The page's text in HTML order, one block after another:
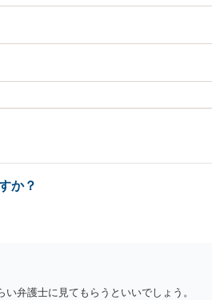
か？
弁護士に見てもらうといいでしょう。